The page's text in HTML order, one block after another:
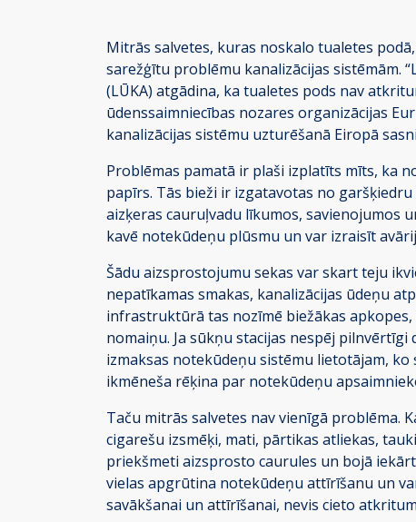
Mitrās salvetes, kuras noskalo tualetes
sarežģītu problēmu kanalizācijas sistēmām.
(LŪKA) atgādina, ka tualetes pods nav
ūdenssaimniecības nozares organizācijas
kanalizācijas sistēmu uzturēšanā Eiropā
Problēmas pamatā ir plaši izplatīts mīts, ka
papīrs. Tās bieži ir izgatavotas no
aizķeras cauruļvadu līkumos, savienojumos
kavē notekūdeņu plūsmu un var izraisīt
Šādu aizsprostojumu sekas var skart teju
nepatīkamas smakas, kanalizācijas ūdeņu
infrastruktūrā tas nozīmē biežākas
nomaiņu. Ja sūkņu stacijas nespēj
izmaksas notekūdeņu sistēmu lietotājam,
ikmēneša rēķina par notekūdeņu
Taču mitrās salvetes nav vienīgā problēma.
cigarešu izsmēķi, mati, pārtikas atliekas,
priekšmeti aizsprosto caurules un bojā
vielas apgrūtina notekūdeņu attīrīšanu un
savākšanai un attīrīšanai, nevis cieto